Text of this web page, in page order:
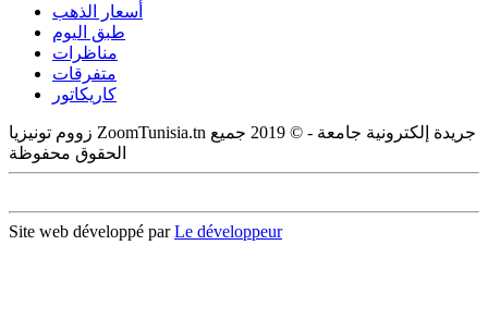
أسعار الذهب
طبق اليوم
مناظرات
متفرقات
كاريكاتور
زووم تونيزيا ZoomTunisia.tn جريدة إلكترونية جامعة - © 2019 جميع
الحقوق محفوظة
Site web développé parLe développeur